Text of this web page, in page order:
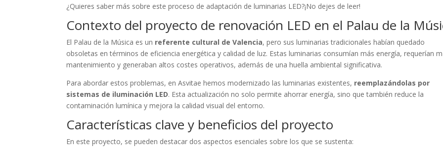
¿Quieres saber más sobre este proceso de adaptación de luminarias LED?¡No dejes de leer!
Contexto del proyecto de renovación LED en el Palau de la
El Palau de la Música es un referente cultural de Valencia, pero sus luminarias tradicionales habían quedado
obsoletas en términos de eficiencia energética y calidad de luz. Estas luminarias consumían más energía, requerían
mantenimiento y generaban altos costes operativos, además de una huella ambiental significativa.
Para abordar estos problemas, en Asvitae hemos modernizado las luminarias existentes, reemplazándolas por
sistemas de iluminación LED. Esta actualización no solo permite ahorrar energía, sino que también reduce la
contaminación lumínica y mejora la calidad visual del entorno.
Características clave y beneficios del proyecto
En este proyecto, se pueden destacar dos aspectos esenciales sobre los que se sustenta: